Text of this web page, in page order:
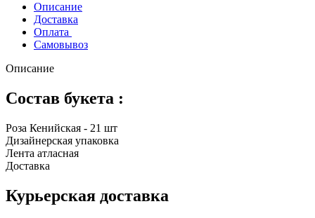
Описание
Доставка
Оплата
Самовывоз
Описание
Состав букета :
Роза Кенийская - 21 шт
Дизайнерская упаковка
Лента атласная
Доставка
Курьерская доставка